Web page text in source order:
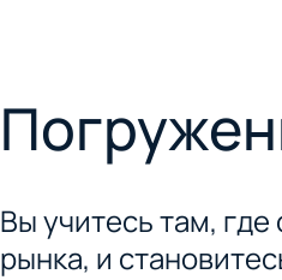
Вы учитесь там,
рынка, и